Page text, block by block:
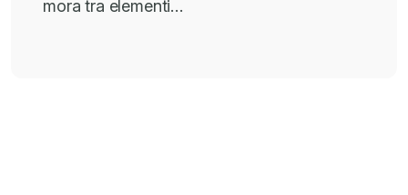
mora tra elementi…